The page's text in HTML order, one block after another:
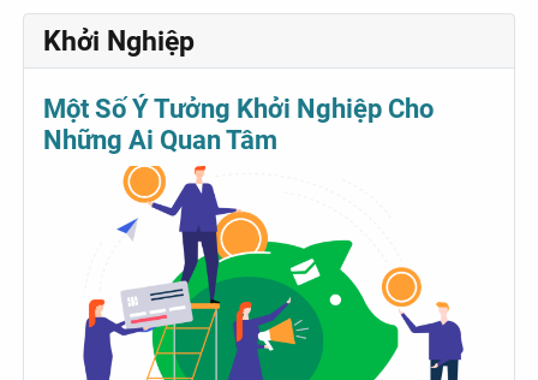
Khởi Nghiệp
Một Số Ý Tưởng Khởi Nghiệp Cho
Những Ai Quan Tâm